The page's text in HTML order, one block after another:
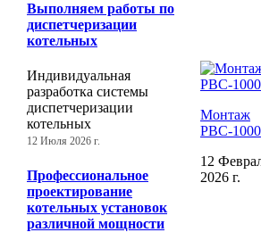
Выполняем работы по
диспетчеризации
котельных
Индивидуальная
разработка системы
диспетчеризации
котельных
12 Июля 2026 г.
Профессиональное
проектирование
котельных установок
различной мощности
Монтаж
РВС-1000
12
2026 г.